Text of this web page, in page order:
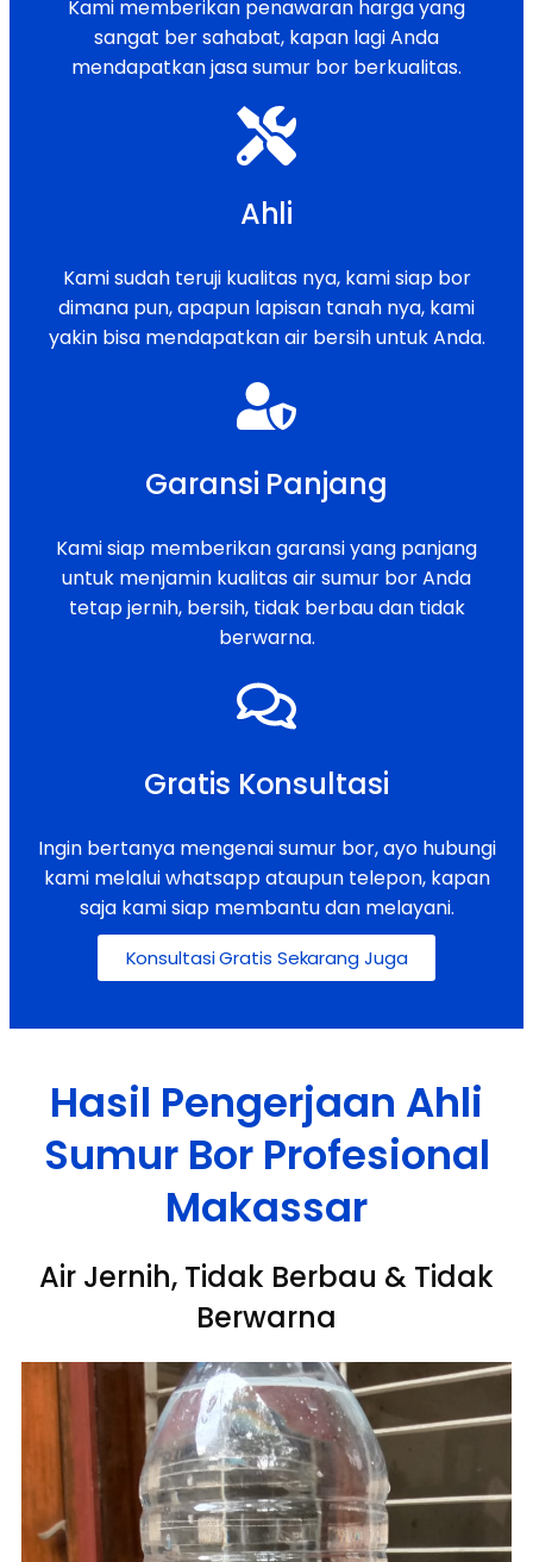
Kami memberikan penawaran harga yang
sangat ber sahabat, kapan lagi Anda
mendapatkan jasa sumur bor berkualitas.
Ahli
Kami sudah teruji kualitas nya, kami siap bor
dimana pun, apapun lapisan tanah nya, kami
yakin bisa mendapatkan air bersih untuk Anda.
Garansi Panjang
Kami siap memberikan garansi yang panjang
untuk menjamin kualitas air sumur bor Anda
tetap jernih, bersih, tidak berbau dan tidak
berwarna.
Gratis Konsultasi
Ingin bertanya mengenai sumur bor, ayo hubungi
kami melalui whatsapp ataupun telepon, kapan
saja kami siap membantu dan melayani.
Konsultasi Gratis Sekarang Juga
Hasil Pengerjaan Ahli
Sumur Bor Profesional
Makassar
Air Jernih, Tidak Berbau & Tidak
Berwarna